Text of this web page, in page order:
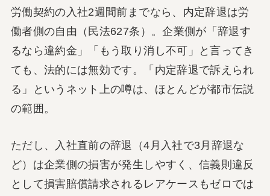
労働契約の入社2週間前までなら、内定辞退は労
働者側の自由（民法627条）。企業側が「辞退す
るなら違約金」「もう取り消し不可」と言ってき
ても、法的には無効です。「内定辞退で訴えられ
る」というネット上の噂は、ほとんどが都市伝説
の範囲。
ただし、入社直前の辞退（4月入社で3月辞退な
ど）は企業側の損害が発生しやすく、信義則違反
として損害賠償請求されるレアケースもゼロでは